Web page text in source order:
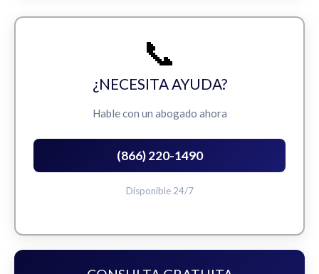
📞
¿NECESITA AYUDA?
Hable con un abogado ahora
(866) 220-1490
Disponible 24/7